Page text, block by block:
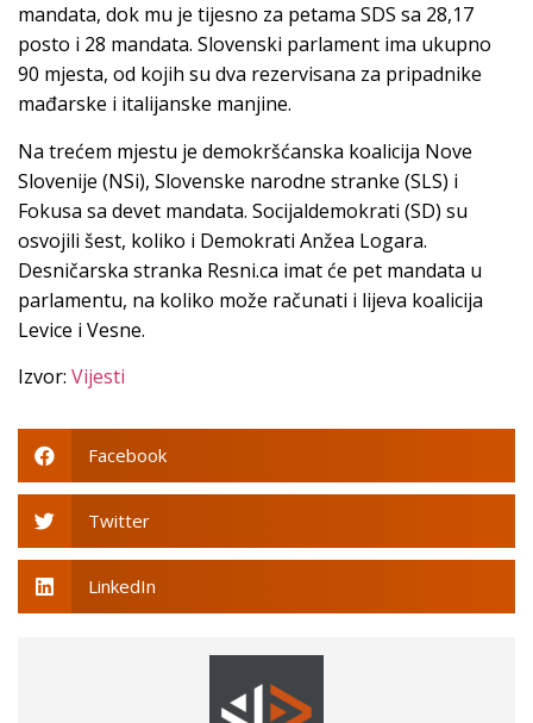
mandata, dok mu je tijesno za petama SDS sa 28,17
posto i 28 mandata. Slovenski parlament ima ukupno
90 mjesta, od kojih su dva rezervisana za pripadnike
mađarske i italijanske manjine.
Na trećem mjestu je demokršćanska koalicija Nove
Slovenije (NSi), Slovenske narodne stranke (SLS) i
Fokusa sa devet mandata. Socijaldemokrati (SD) su
osvojili šest, koliko i Demokrati Anžea Logara.
Desničarska stranka Resni.ca imat će pet mandata u
parlamentu, na koliko može računati i lijeva koalicija
Levice i Vesne.
Izvor: Vijesti
Facebook
Twitter
LinkedIn